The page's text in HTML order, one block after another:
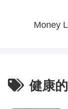
Money
健康